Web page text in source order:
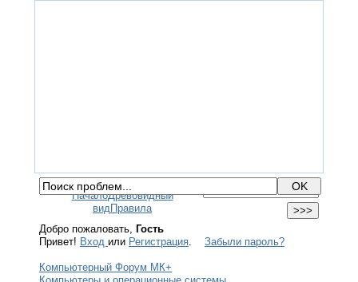
НачалоДревовидный
видПравила
Добро пожаловать, Гость
Привет! Вход или Регистрация. Забыли пароль?
Компьютерный Форум МК+